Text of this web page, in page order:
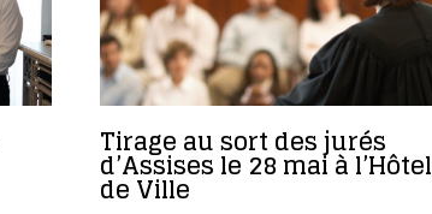
Tirage au sort des jurés
d’Assises le 28 mai à l’Hôtel
de Ville